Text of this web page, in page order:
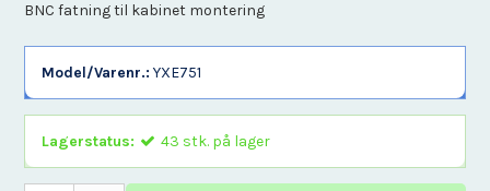
BNC fatning til kabinet montering
Model/Varenr.: YXE751
Lagerstatus: 43 stk. på lager